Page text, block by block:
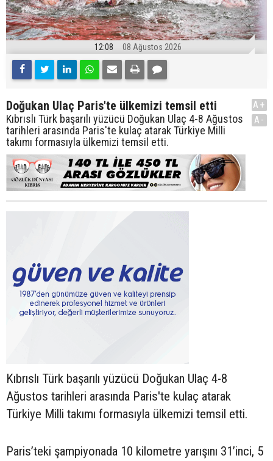
12:08 08 Ağustos 2026
Doğukan Ulaç Paris'te ülkemizi temsil etti
Kıbrıslı Türk başarılı yüzücü Doğukan Ulaç 4-8 Ağustos
tarihleri arasında Paris'te kulaç atarak Türkiye Milli
takımı formasıyla ülkemizi temsil etti.
A+
A-
Kıbrıslı Türk başarılı yüzücü Doğukan Ulaç 4-8
Ağustos tarihleri arasında Paris'te kulaç atarak
Türkiye Milli takımı formasıyla ülkemizi temsil etti.
Paris’teki şampiyonada 10 kilometre yarışını 31’inci, 5